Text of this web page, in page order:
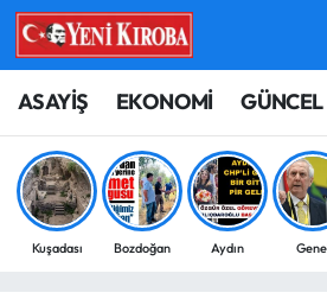
ASAYİŞ EKONOMİ GÜNCEL
Kuşadası Bozdoğan Aydın
ASAYİŞ
BİLİM-TEKNOLOJİ
ÇEVRE
Aydın Nöbetçi Eczaneler
Aydın Hava Durumu
Aydin Namaz Vakitleri